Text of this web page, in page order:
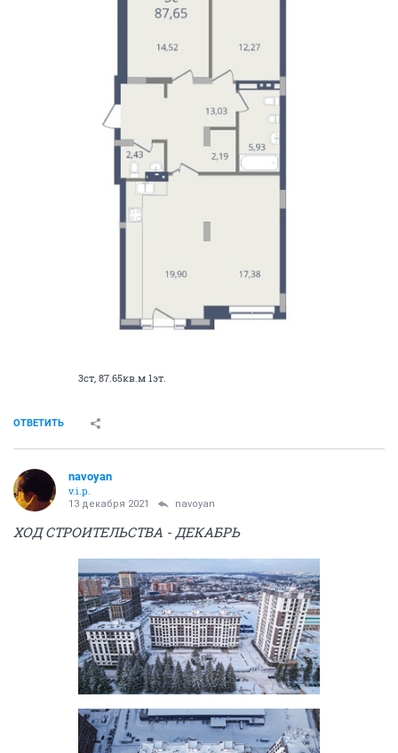
3ст, 87.65кв.м 1эт.
ОТВЕТИТЬ
navoyan
v.i.p.
13 декабря 2021 navoyan
ХОД СТРОИТЕЛЬСТВА - ДЕКАБРЬ